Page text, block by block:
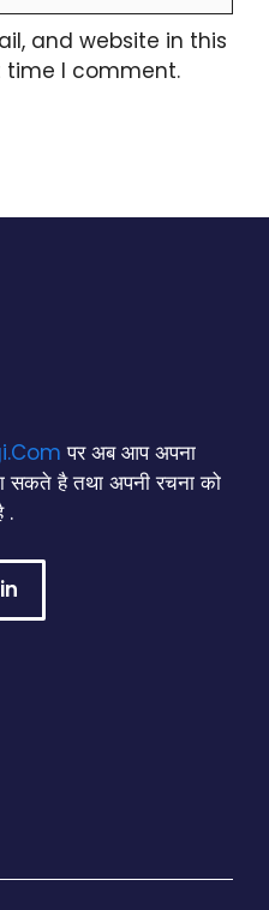
and website in this
time I comment.
पर अब आप अपना
है तथा अपनी रचना को
.